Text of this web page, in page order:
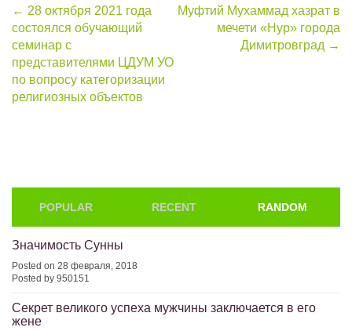
Post
navigation
← 28 октября 2021 года
состоялся обучающий
семинар с
представителями ЦДУМ УО
по вопросу категоризации
религиозных объектов
Муфтий Мухаммад хазрат в
мечети «Нур» города
Димитровград →
POPULAR RECENT RANDOM
Значимость Сунны
Posted on 28 февраля, 2018
Posted by 950151
Секрет великого успеха мужчины заключается в его
жене